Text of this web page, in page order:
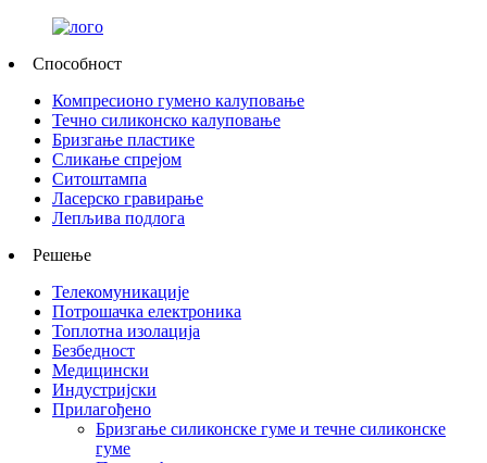
Способност
Компресионо гумено калуповање
Течно силиконско калуповање
Бризгање пластике
Сликање спрејом
Ситоштампа
Ласерско гравирање
Лепљива подлога
Решење
Телекомуникације
Потрошачка електроника
Топлотна изолација
Безбедност
Медицински
Индустријски
Прилагођено
Бризгање силиконске гуме и течне силиконске
гуме